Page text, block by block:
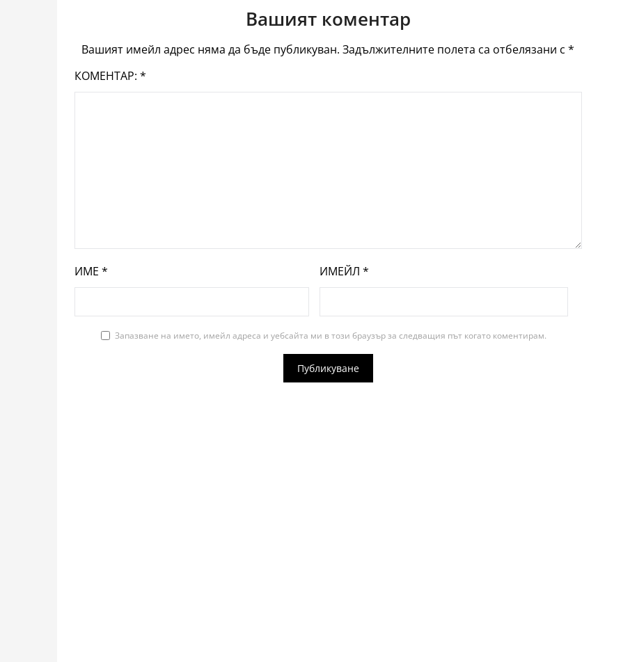
Вашият коментар
Вашият имейл адрес няма да бъде публикуван. Задължителните полета са отбелязани с*
КОМЕНТАР: *
ИМЕ * ИМЕЙЛ *
Запазване на името, имейл адреса и уебсайта ми в този браузър за следващия път когато коментирам.